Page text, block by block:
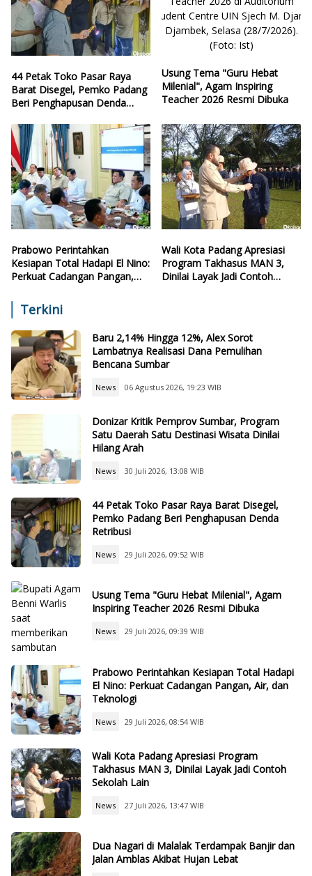
44 Petak Toko Pasar Raya
Barat Disegel, Pemko Padang
Beri Penghapusan Denda
Usung Tema "Guru Hebat
Milenial", Agam Inspiring
Teacher 2026 Resmi Dibuka
Prabowo Perintahkan
Kesiapan Total Hadapi El Nino:
Perkuat Cadangan Pangan,
Wali Kota Padang Apresiasi
Program Takhasus MAN 3,
Dinilai Layak Jadi Contoh
Terkini
Baru 2,14% Hingga 12%, Alex Sorot
Lambatnya Realisasi Dana Pemulihan
Bencana Sumbar
News 06 Agustus 2026, 19:23 WIB
Donizar Kritik Pemprov Sumbar, Program
Satu Daerah Satu Destinasi Wisata Dinilai
Hilang Arah
News 30 Juli 2026, 13:08 WIB
44 Petak Toko Pasar Raya Barat Disegel,
Pemko Padang Beri Penghapusan Denda
Retribusi
News 29 Juli 2026, 09:52 WIB
Usung Tema "Guru Hebat Milenial", Agam
Inspiring Teacher 2026 Resmi Dibuka
News 29 Juli 2026, 09:39 WIB
Prabowo Perintahkan Kesiapan Total Hadapi
El Nino: Perkuat Cadangan Pangan, Air, dan
Teknologi
News 29 Juli 2026, 08:54 WIB
Wali Kota Padang Apresiasi Program
Takhasus MAN 3, Dinilai Layak Jadi Contoh
Sekolah Lain
News 27 Juli 2026, 13:47 WIB
Dua Nagari di Malalak Terdampak Banjir dan
Jalan Amblas Akibat Hujan Lebat